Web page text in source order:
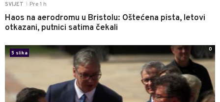
SVIJET Pre 1 h
Haos na aerodromu u Bristolu: Oštećena pista, letovi
otkazani, putnici satima čekali
5 slika
0